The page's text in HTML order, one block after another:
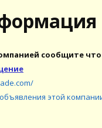
сообщите
этой